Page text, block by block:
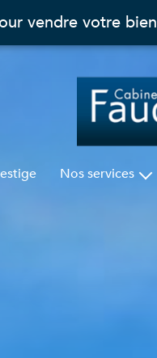
vendre votre bien
Nos services